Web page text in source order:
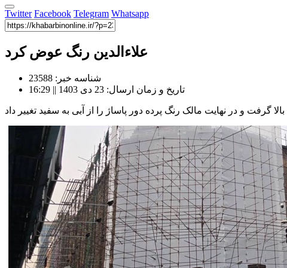
Twitter Facebook Telegram Whatsapp
علاءالدین رنگ عوض کرد
شناسه خبر: 23588
تاریخ و زمان ارسال: 23 دی 1403 || 16:29